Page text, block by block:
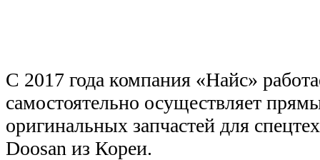
С 2017 года компания «Найс»
самостоятельно осуществляет
оригинальных запчастей для
Doosan из Кореи.